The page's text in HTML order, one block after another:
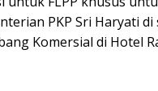
PKP Sri Haryati di
Komersial di Hotel